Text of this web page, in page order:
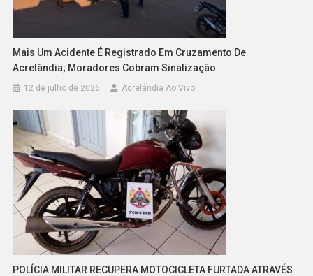
Mais Um Acidente É Registrado Em Cruzamento De
Acrelândia; Moradores Cobram Sinalização
12 de julho de 2026 Acrelândia Ao Vivo
POLÍCIA MILITAR RECUPERA MOTOCICLETA FURTADA ATRAVÉS